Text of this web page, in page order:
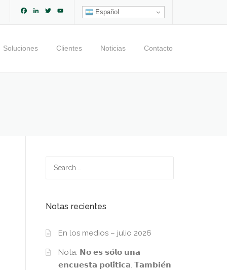
Español
Facebook
LinkedIn
TwitterYouTube
Channel
Soluciones Clientes Noticias Contacto
Notas recientes
En los medios – julio 2026
Nota: 𝗡𝗼 𝗲𝘀 𝘀𝗼́𝗹𝗼 𝘂𝗻𝗮
𝗲𝗻𝗰𝘂𝗲𝘀𝘁𝗮 𝗽𝗼𝗹𝗶́𝘁𝗶𝗰𝗮. 𝗧𝗮𝗺𝗯𝗶𝗲́𝗻